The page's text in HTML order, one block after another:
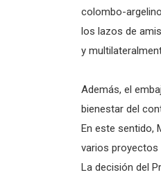
colombo-
los lazos de
y
Además, el
bienestar del
En este sentido,
varios
La decisión del